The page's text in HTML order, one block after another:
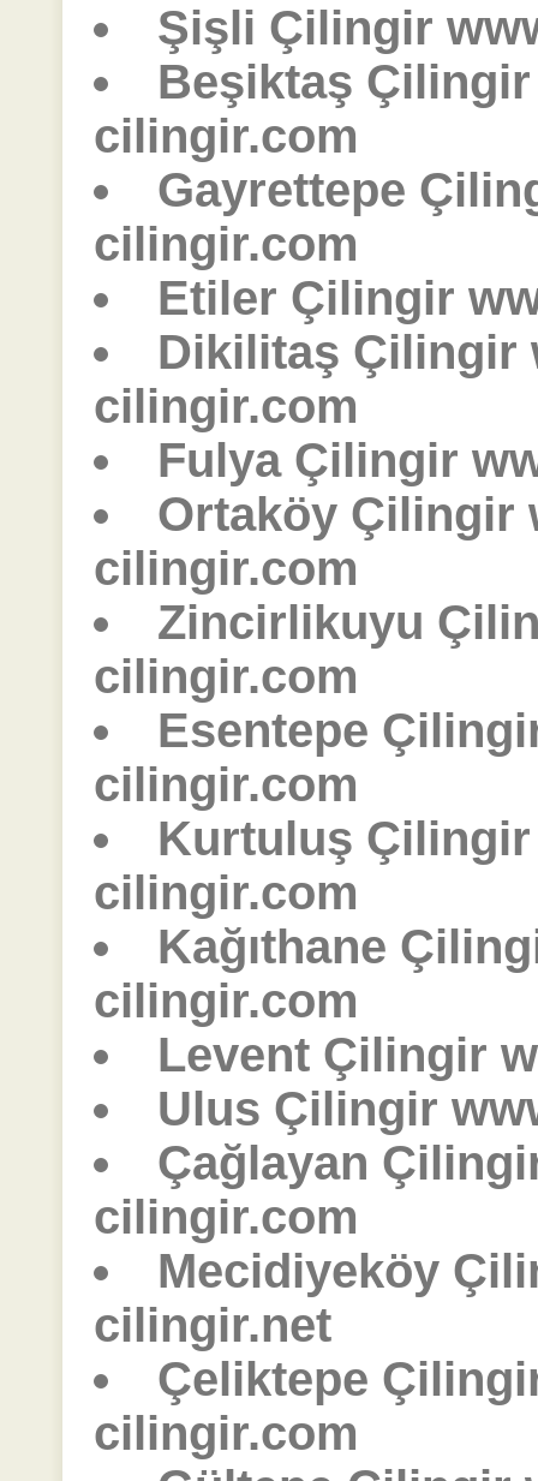
Şişli Çilingir
Beşiktaş
cilingir.com
Gayrettepe
cilingir.com
Etiler Çilingir
Dikilitaş Çilingir
cilingir.com
Fulya Çilingir
Ortaköy Çilingir
cilingir.com
Zincirlikuyu
cilingir.com
Esentepe
cilingir.com
Kurtuluş
cilingir.com
Kağıthane
cilingir.com
Levent Çilingir
Ulus Çilingir
Çağlayan
cilingir.com
Mecidiyeköy
cilingir.net
Çeliktepe
cilingir.com